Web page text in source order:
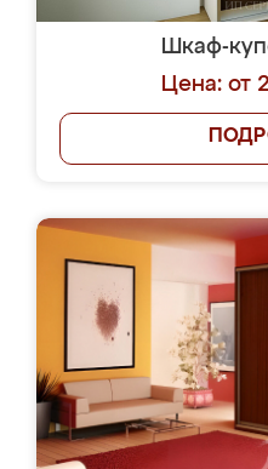
Шкаф-
Цена: от